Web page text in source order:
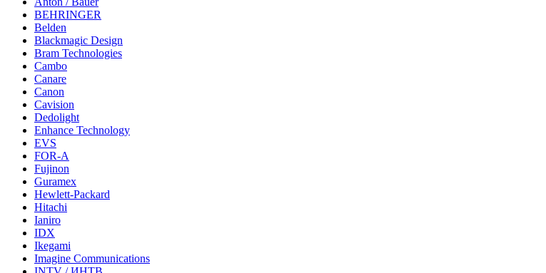
BEHRINGER
Belden
Blackmagic Design
Bram Technologies
Cambo
Canare
Canon
Cavision
Dedolight
Enhance Technology
EVS
FOR-A
Fujinon
Guramex
Hewlett-Packard
Hitachi
Ianiro
IDX
Ikegami
Imagine Communications